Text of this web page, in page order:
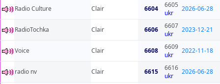
Radio Culture Clair 6604
6605
ukr
2026-06-28
RadioTochka Clair 6606
6607
ukr
2023-12-21
Voice Clair 6608
6609
ukr
2022-11-18
radio nv Clair 6615
6616
ukr
2026-06-28